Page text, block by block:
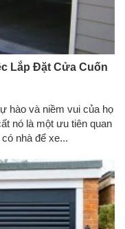
Lắp Đặt Cửa Cuốn
hào và niềm vui của họ
nó là một ưu tiên quan
nhà để xe...